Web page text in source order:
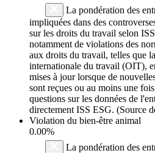
La pondération des
impliquées dans des
sur les droits du travail selon
notamment de violations des
aux droits du travail, telles que
internationale du travail (OIT),
mises à jour lorsque de
sont reçues ou au moins une
questions sur les données de
directement ISS ESG. (Source
Violation du bien-être animal
0.00%
La pondération des